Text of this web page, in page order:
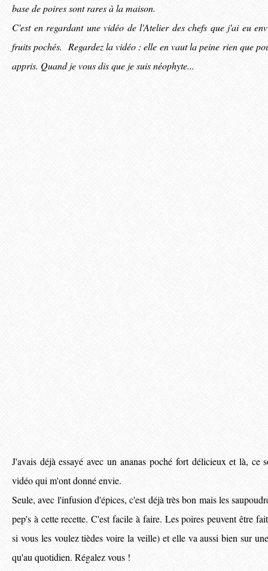
base de poires sont rares à la maison.
C'est en regardant une vidéo de l'Atelier des chefs que j'ai eu
fruits pochés. Regardez la vidéo : elle en vaut la peine rien que
appris. Quand je vous dis que je suis néophyte...
J'avais déjà essayé avec un ananas poché fort délicieux et là, ce
vidéo qui m'ont donné envie.
Seule, avec l'infusion d'épices, c'est déjà très bon mais les
pep's à cette recette. C'est facile à faire. Les poires peuvent être
si vous les voulez tièdes voire la veille) et elle va aussi bien sur
qu'au quotidien. Régalez vous !